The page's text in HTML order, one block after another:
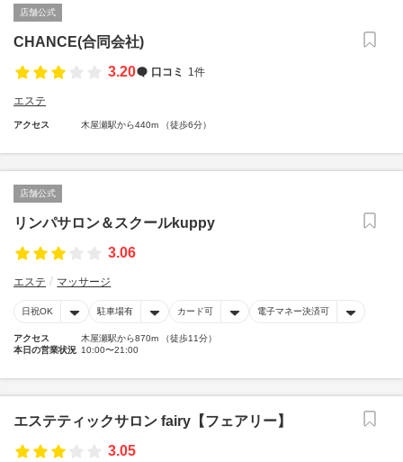
店舗公式
CHANCE(合同会社)
3.20
口コミ 1件
エステ
アクセス 木屋瀬駅から440m （徒歩6分）
店舗公式
リンパサロン＆スクールkuppy
3.06
エステ マッサージ
日祝OK 駐車場有 カード可 電子マネー決済可
アクセス
木屋瀬駅から870m （徒歩11分）
本日の営業状況 10:00〜21:00
エステティックサロン fairy【フェアリー】
3.05